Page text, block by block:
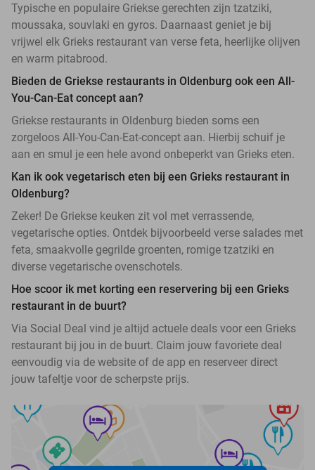
Typische en populaire Griekse gerechten zijn tzatziki,
moussaka, souvlaki en gyros. Daarnaast geniet je bij
vrijwel elk Grieks restaurant van verse feta, heerlijke olijven
en warm pitabrood.
Bieden de Griekse restaurants in Oldenburg ook een All-
You-Can-Eat concept aan?
Griekse restaurants in Oldenburg bieden soms een
zorgeloos All-You-Can-Eat-concept aan. Hierbij schuif je
aan en smul je een hele avond onbeperkt van Grieks eten.
Kan ik ook vegetarisch eten bij een Grieks restaurant in
Oldenburg?
Zeker! De Griekse keuken zit vol met verrassende,
vegetarische opties. Ontdek bijvoorbeeld verse salades met
feta, smaakvolle gegrilde groenten, romige tzatziki en
diverse vegetarische ovenschotels.
Hoe scoor ik met korting een reservering bij een Grieks
restaurant in de buurt?
Via Social Deal vind je altijd actuele deals voor een Grieks
restaurant bij jou in de buurt. Claim jouw favoriete deal
eenvoudig via de website of de app en reserveer direct
jouw tafeltje voor de scherpste prijs.